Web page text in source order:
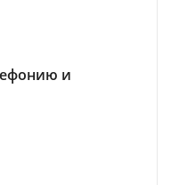
и